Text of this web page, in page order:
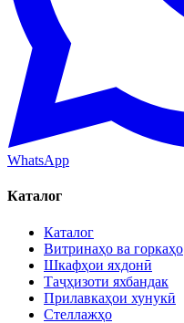
WhatsApp
Каталог
Каталог
Витринаҳо ва горкаҳо
Шкафҳои яхдонӣ
Таҷҳизоти яхбандак
Прилавкаҳои хунукӣ
Стеллажҳо